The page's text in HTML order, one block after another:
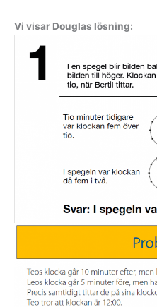
Vi visar Douglas lösning: